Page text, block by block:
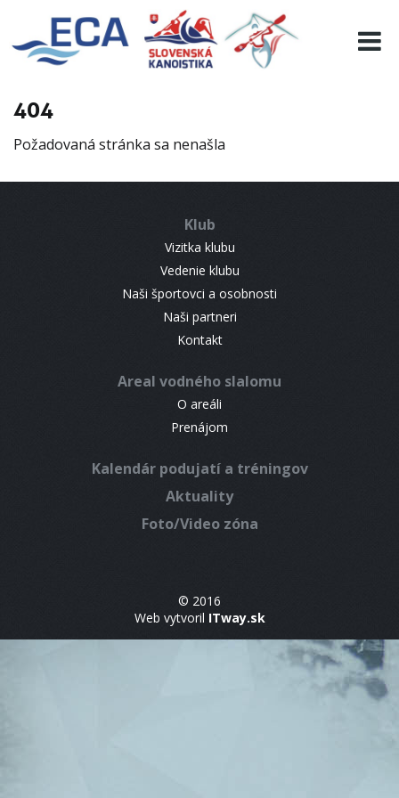
404
Požadovaná stránka sa nenašla
Klub
Vizitka klubu
Vedenie klubu
Naši športovci a osobnosti
Naši partneri
Kontakt
Areal vodného slalomu
O areáli
Prenájom
Kalendár podujatí a tréningov
Aktuality
Foto/Video zóna
© 2016
Web vytvoril ITway.sk
EURO 19
INFO
RESULTS
CONTACT